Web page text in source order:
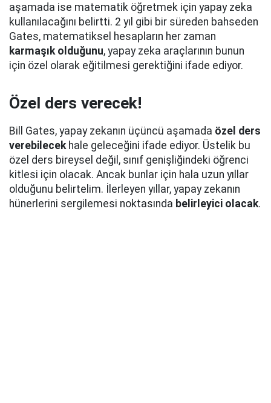
aşamada ise matematik öğretmek için yapay zeka
kullanılacağını belirtti. 2 yıl gibi bir süreden bahseden
Gates, matematiksel hesapların her zaman
karmaşık olduğunu, yapay zeka araçlarının bunun
için özel olarak eğitilmesi gerektiğini ifade ediyor.
Özel ders verecek!
Bill Gates, yapay zekanın üçüncü aşamada özel ders
verebilecekhale geleceğini ifade ediyor. Üstelik bu
özel ders bireysel değil, sınıf genişliğindeki öğrenci
kitlesi için olacak. Ancak bunlar için hala uzun yıllar
olduğunu belirtelim. İlerleyen yıllar, yapay zekanın
hünerlerini sergilemesi noktasında belirleyici olacak.